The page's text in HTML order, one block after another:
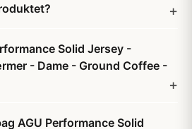
Solid Jersey -
- Dame - Ground Coffee -
AGU Performance Solid